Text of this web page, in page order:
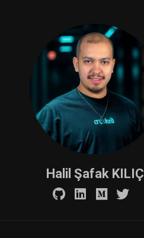
Halil Şafak KILIÇ